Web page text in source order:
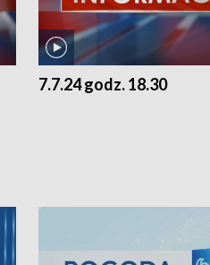
7.7.24 godz. 18.30